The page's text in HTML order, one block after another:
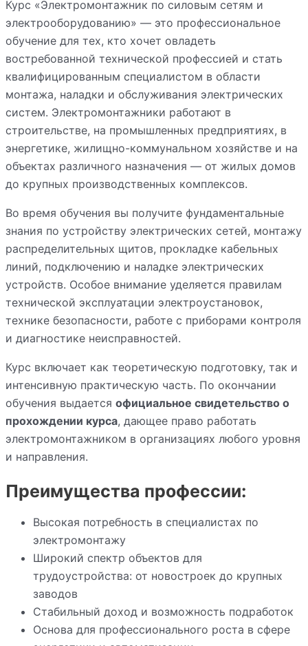
Курс «Электромонтажник по силовым сетям и
электрооборудованию» — это профессиональное
обучение для тех, кто хочет овладеть
востребованной технической профессией и стать
квалифицированным специалистом в области
монтажа, наладки и обслуживания электрических
систем. Электромонтажники работают в
строительстве, на промышленных предприятиях, в
энергетике, жилищно-коммунальном хозяйстве и на
объектах различного назначения — от жилых домов
до крупных производственных комплексов.
Во время обучения вы получите фундаментальные
знания по устройству электрических сетей, монтажу
распределительных щитов, прокладке кабельных
линий, подключению и наладке электрических
устройств. Особое внимание уделяется правилам
технической эксплуатации электроустановок,
технике безопасности, работе с приборами контроля
и диагностике неисправностей.
Курс включает как теоретическую подготовку, так и
интенсивную практическую часть. По окончании
обучения выдается официальное свидетельство о
прохождении курса, дающее право работать
электромонтажником в организациях любого уровня
и направления.
Преимущества профессии:
Высокая потребность в специалистах по
электромонтажу
Широкий спектр объектов для
трудоустройства: от новостроек до крупных
заводов
Стабильный доход и возможность подработок
Основа для профессионального роста в сфере